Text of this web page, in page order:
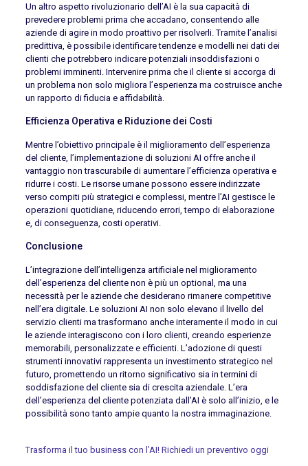
Un altro aspetto rivoluzionario dell’AI è la sua capacità di
prevedere problemi prima che accadano, consentendo alle
aziende di agire in modo proattivo per risolverli. Tramite l’analisi
predittiva, è possibile identificare tendenze e modelli nei dati dei
clienti che potrebbero indicare potenziali insoddisfazioni o
problemi imminenti. Intervenire prima che il cliente si accorga di
un problema non solo migliora l’esperienza ma costruisce anche
un rapporto di fiducia e affidabilità.
Efficienza Operativa e Riduzione dei Costi
Mentre l’obiettivo principale è il miglioramento dell’esperienza
del cliente, l’implementazione di soluzioni AI offre anche il
vantaggio non trascurabile di aumentare l’efficienza operativa e
ridurre i costi. Le risorse umane possono essere indirizzate
verso compiti più strategici e complessi, mentre l’AI gestisce le
operazioni quotidiane, riducendo errori, tempo di elaborazione
e, di conseguenza, costi operativi.
Conclusione
L’integrazione dell’intelligenza artificiale nel miglioramento
dell’esperienza del cliente non è più un optional, ma una
necessità per le aziende che desiderano rimanere competitive
nell’era digitale. Le soluzioni AI non solo elevano il livello del
servizio clienti ma trasformano anche interamente il modo in cui
le aziende interagiscono con i loro clienti, creando esperienze
memorabili, personalizzate e efficienti. L’adozione di questi
strumenti innovativi rappresenta un investimento strategico nel
futuro, promettendo un ritorno significativo sia in termini di
soddisfazione del cliente sia di crescita aziendale. L’era
dell’esperienza del cliente potenziata dall’AI è solo all’inizio, e le
possibilità sono tanto ampie quanto la nostra immaginazione.
Trasforma il tuo business con l’AI! Richiedi un preventivo oggi